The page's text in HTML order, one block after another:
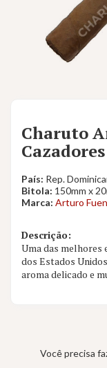
Charuto
Cazadores
País: Rep.
Bitola: 150mm x
Marca: Arturo
Descrição:
Uma das melhores
dos Estados
aroma delicado e
Você precisa